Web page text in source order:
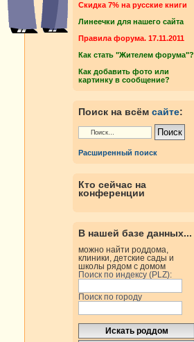
Cкидка 7% на русские книги
Линеечки для нашего сайта
Правила форума. 17.11.2011
Как стать "Жителем форума"?
Как добавить фото или
картинку в сообщение?
Поиск на всём сайте:
Расширенный поиск
Кто сейчас на
конференции
В нашей базе данных...
можно найти роддома,
клиники, детские сады и
школы рядом с домом
Поиск по индексу (PLZ):
Поиск по городу